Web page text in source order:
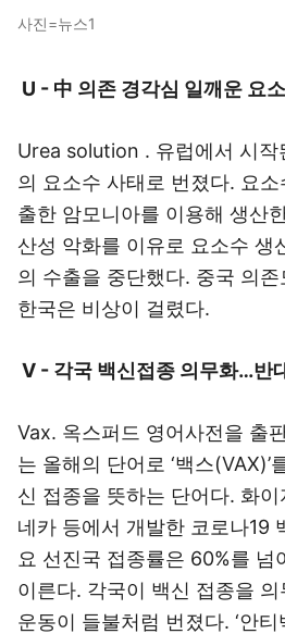
사진=뉴스1
U - 中 의존 경각심 일깨운 요
Urea solution . 유럽에서 시작
의 요소수 사태로 번졌다. 요
출한 암모니아를 이용해 생산
산성 악화를 이유로 요소수 생
의 수출을 중단했다. 중국 의
한국은 비상이 걸렸다.
V - 각국 백신접종 의무화…반
Vax. 옥스퍼드 영어사전을 출
는 올해의 단어로 ‘백스(VAX)’
신 접종을 뜻하는 단어다. 화
네카 등에서 개발한 코로나19
요 선진국 접종률은 60%를 넘
이른다. 각국이 백신 접종을
운동이 들불처럼 번졌다. ‘안